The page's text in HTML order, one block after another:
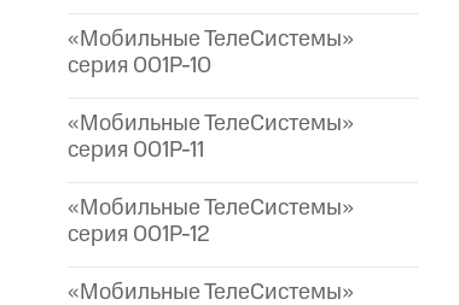
«Мобильные ТелеСистемы»
серия 001P-10
«Мобильные ТелеСистемы»
серия 001P-11
«Мобильные ТелеСистемы»
серия 001P-12
«Мобильные ТелеСистемы»